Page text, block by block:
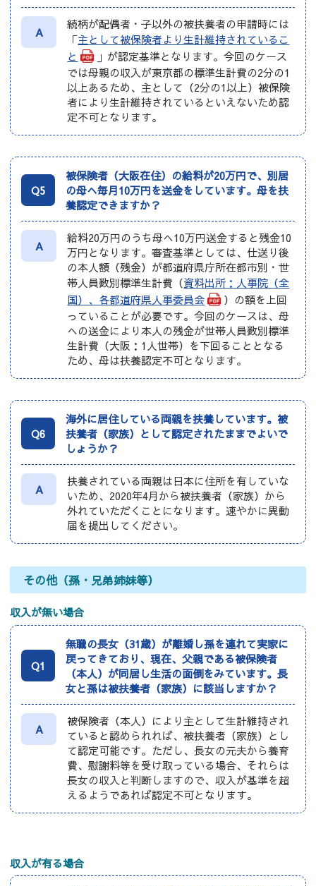
A
続柄が配偶者・子以外の被扶養者の申請時には
「主として被保険者より生計維持されているこ
と
」が認定基準となります。今回のケース
では母親の収入が東京都の標準生計費の2分の1
以上あるため、主として（2分の1以上）被保険
者により生計維持されているといえないため認
定不可となります。
Q5
被保険者（大阪在住）の給料が20万円で、別居
の母へ毎月10万円を送金をしています。母を扶
養認定できますか？
A
給料20万円のうち母へ10万円送金すると残金10
万円となります。審査基準としては、仕送り後
の本人額（残金）が都道府県庁所在都市別・世
帯人員数別標準生計費（資料出所：人事院（全
国）、各都道府県人事委員会
）の額を上回
っていることが必要です。今回のケースは、母
への送金により本人の残金が世帯人員数別標準
生計費（大阪：1人世帯）を下回ることとなる
ため、母は扶養認定不可となります。
Q6
海外に居住している両親を扶養しています。被
扶養者（家族）として認定されたままでよいで
しょうか？
A
扶養されている両親は日本に住所を有していな
いため、2020年4月から被扶養者（家族）から
外れていただくことになります。速やかに異動
届を提出してください。
その他（孫・兄弟姉妹等）
収入が無い場合
Q1
無職の長女（31歳）が離婚し孫を連れて実家に
戻ってきており、現在、父親である被保険者
（本人）が同居し生活の面倒をみています。長
女と孫は被扶養者（家族）に該当しますか？
A
被保険者（本人）により主として生計維持され
ていると認められれば、被扶養者（家族）とし
て認定可能です。ただし、長女の元夫から養育
費、慰謝料等を受け取っている場合、それらは
長女の収入と判断しますので、収入が基準を超
えるようであれば認定不可となります。
収入が有る場合